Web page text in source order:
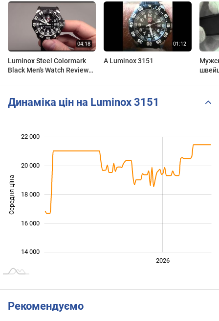
Luminox Steel Colormark
Black Men's Watch Review
A Luminox 3151
Динаміка цін на Luminox 3151
Середня ціна 14 000
14 000
16 000
18 000
20 000
22 000
2026
Рекомендуємо